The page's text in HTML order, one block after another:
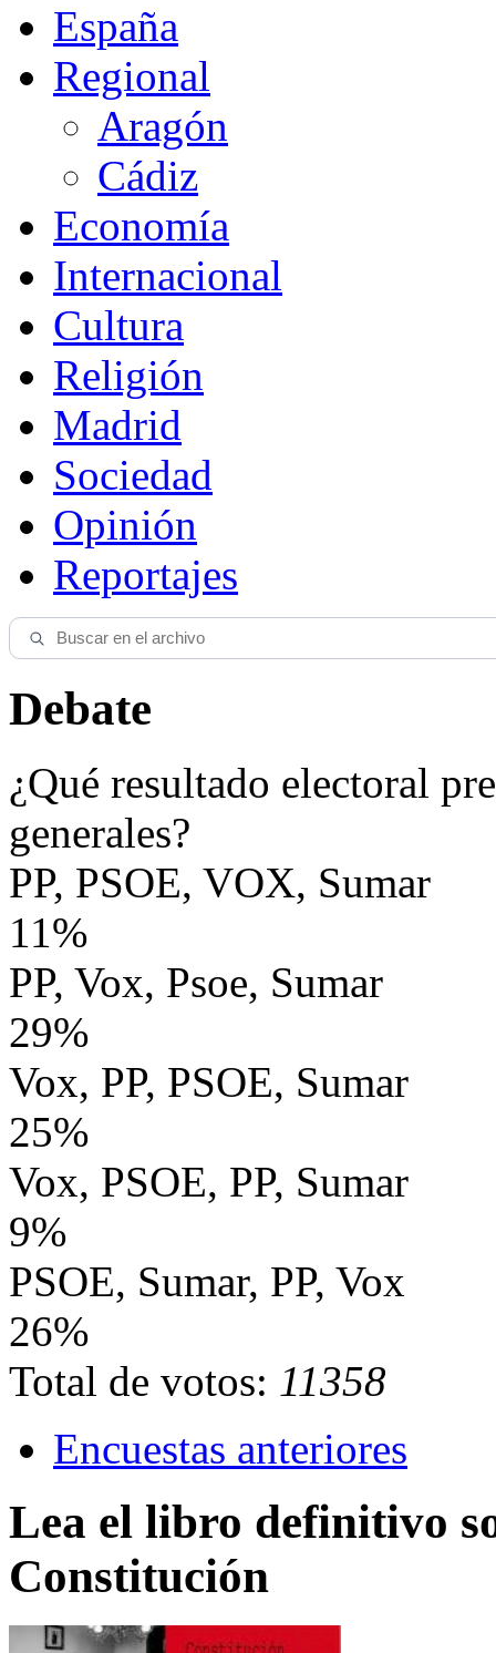
España
Regional
Aragón
Cádiz
Economía
Internacional
Cultura
Religión
Madrid
Sociedad
Opinión
Reportajes
Debate
¿Qué resultado electoral
generales?
PP, PSOE, VOX, Sumar
11%
PP, Vox, Psoe, Sumar
29%
Vox, PP, PSOE, Sumar
25%
Vox, PSOE, PP, Sumar
9%
PSOE, Sumar, PP, Vox
26%
Total de votos: 11358
Encuestas anteriores
Lea el libro definitivo
Constitución